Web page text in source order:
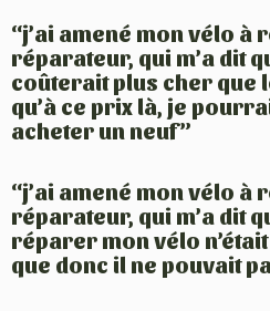
“j’ai amené mon vélo à
réparateur, qui m’a dit
coûterait plus cher que
qu’à ce prix là, je
acheter un neuf”
“j’ai amené mon vélo à
réparateur, qui m’a dit
réparer mon vélo
que donc il ne pouvait